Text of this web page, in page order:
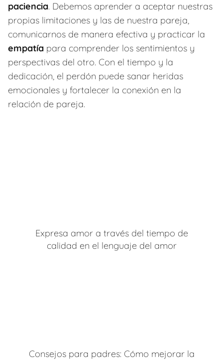
paciencia. Debemos aprender a aceptar nuestras
propias limitaciones y las de nuestra pareja,
comunicarnos de manera efectiva y practicar la
empatía para comprender los sentimientos y
perspectivas del otro. Con el tiempo y la
dedicación, el perdón puede sanar heridas
emocionales y fortalecer la conexión en la
relación de pareja.
Expresa amor a través del tiempo de
calidad en el lenguaje del amor
Consejos para padres: Cómo mejorar la